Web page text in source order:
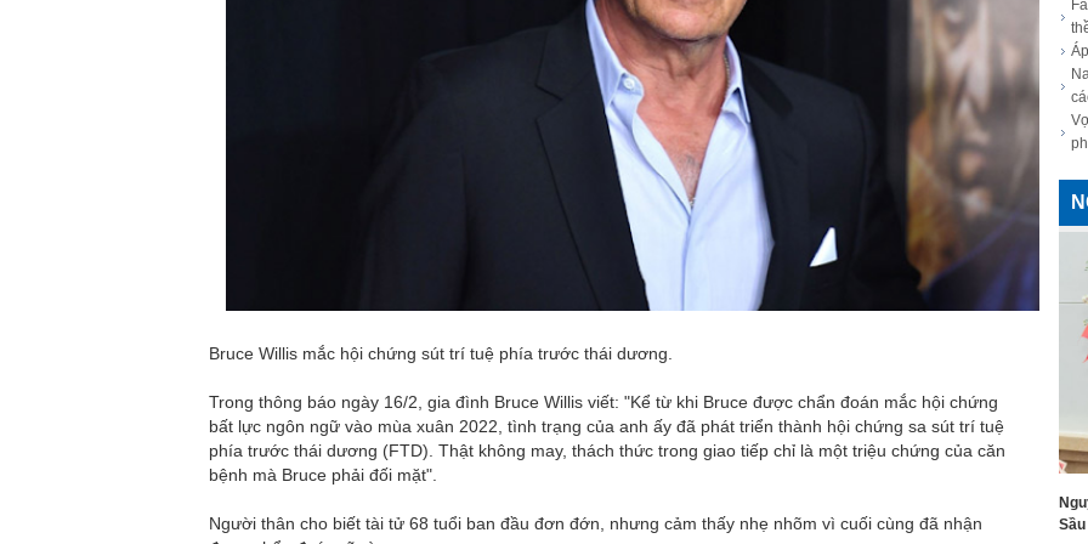
Hôn nhân 25 năm đáng ngưỡng mộ của tài tử đóng điệp
viên 007 với vợ kém 10 tuổi
Bạn gái người mẫu của Ronaldo gây sốt khi tung ảnh
Ronaldo kết thúc kỳ nghỉ, chào ra mắt tân HLV trưởng Al-
Nassr
Bão số 3 tiếp tục đổi hướng sau khi hình thành trên Biển
Đông
Hé lộ lễ cưới của cầu thủ Ronaldo và bạn gái người mẫu
Bruce Willis mắc hội chứng sút trí tuệ phía trước thái dương.
Trong thông báo ngày 16/2, gia đình Bruce Willis viết: "Kể từ khi Bruce được chẩn đoán mắc hội chứng
bất lực ngôn ngữ vào mùa xuân 2022, tình trạng của anh ấy đã phát triển thành hội chứng sa sút trí tuệ
phía trước thái dương (FTD). Thật không may, thách thức trong giao tiếp chỉ là một triệu chứng của căn
bệnh mà Bruce phải đối mặt".
Người thân cho biết tài tử 68 tuổi ban đầu đơn đớn, nhưng cảm thấy nhẹ nhõm vì cuối cùng đã nhận